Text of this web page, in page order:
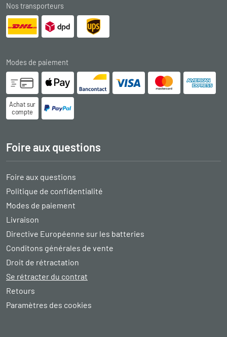
Nos transporteurs
Modes de paiement
Achat sur
compte
Foire aux questions
Foire aux questions
Politique de confidentialité
Modes de paiement
Livraison
Directive Européenne sur les batteries
Conditons générales de vente
Droit de rétractation
Se rétracter du contrat
Retours
Paramètres des cookies